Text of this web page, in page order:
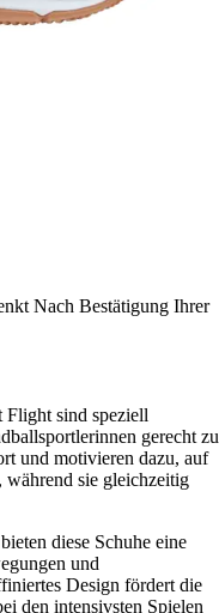
Nach Bestätigung Ihrer
Flight sind speziell
gerecht zu
und motivieren dazu, auf
während sie gleichzeitig
diese Schuhe eine
und
Design fördert die
den intensivsten Spielen